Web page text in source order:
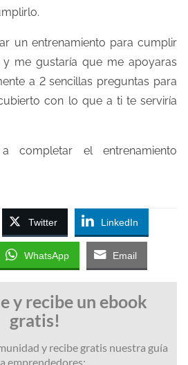
un entrenamiento para cumplir
me gustaría que me apoyaras
a 2 sencillas preguntas para
con lo que a ti te serviría
completar el entrenamiento
Twitter LinkedIn
WhatsApp Email